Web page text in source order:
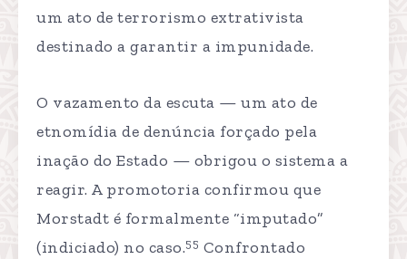
um ato de terrorismo extrativista
destinado a garantir a impunidade.
O vazamento da escuta — um ato de
etnomídia de denúncia forçado pela
inação do Estado — obrigou o sistema a
reagir. A promotoria confirmou que
Morstadt é formalmente “imputado”
(indiciado) no caso.55 Confrontado